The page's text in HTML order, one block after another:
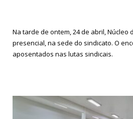
Na tarde de ontem, 24 de abril,
presencial, na sede do sindicato. O
aposentados nas lutas sindicais.